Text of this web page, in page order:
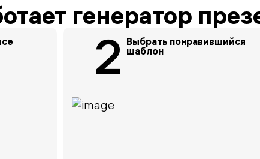
генератор
2 Выбрать понравившийся
шаблон